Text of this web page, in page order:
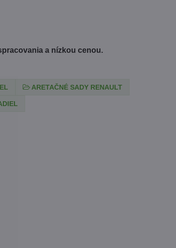
a nízkou cenou.
ARETAČNÉ SADY RENAULT